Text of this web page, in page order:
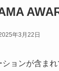
年3月22日
ョンが含まれ